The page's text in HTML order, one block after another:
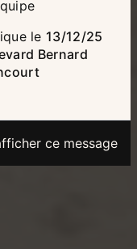
le 13/12/25
Bernard
ce message